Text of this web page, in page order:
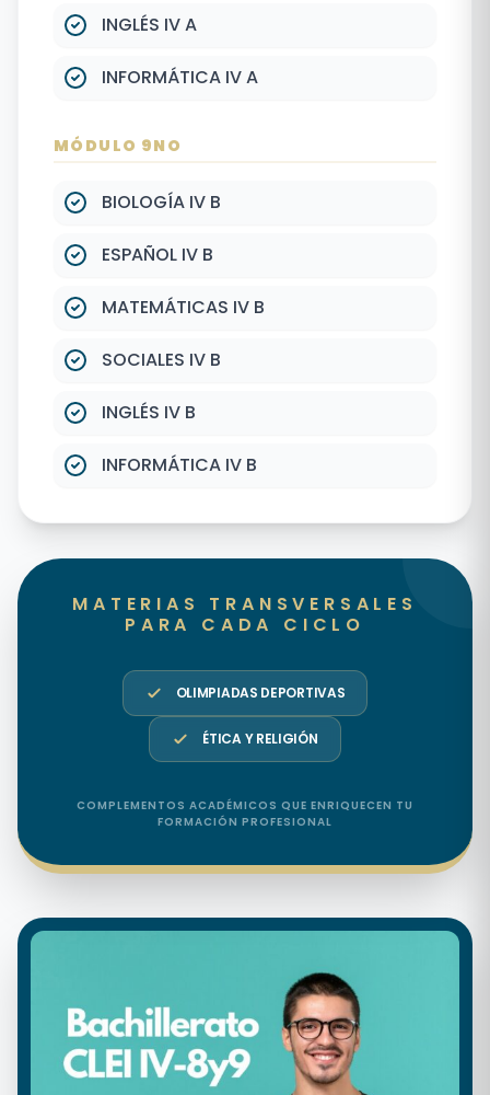
INGLÉS IV A
INFORMÁTICA IV A
MÓDULO 9NO
BIOLOGÍA IV B
ESPAÑOL IV B
MATEMÁTICAS IV B
SOCIALES IV B
INGLÉS IV B
INFORMÁTICA IV B
MATERIAS TRANSVERSALES
PARA CADA CICLO
OLIMPIADAS DEPORTIVAS
ÉTICA Y RELIGIÓN
COMPLEMENTOS ACADÉMICOS QUE ENRIQUECEN TU
FORMACIÓN PROFESIONAL